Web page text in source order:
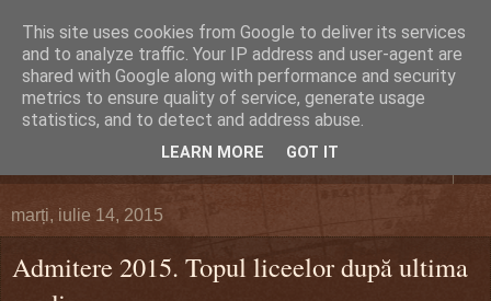
DEFERLĂRI
Despre şi pentru Bacău. Totul la obiect.
marți, iulie 14, 2015
Admitere 2015. Topul liceelor după ultima
This site uses cookies from Google to deliver its services
and to analyze traffic. Your IP address and user-agent are
shared with Google along with performance and security
metrics to ensure quality of service, generate usage
statistics, and to detect and address abuse.
LEARN MORE GOT IT